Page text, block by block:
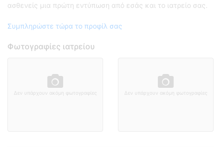
ασθενείς μια πρώτη εντύπωση από εσάς και το ιατρείο σας.
Συμπληρώστε τώρα το προφίλ σας
Φωτογραφίες ιατρείου
Δεν υπάρχουν ακόμη φωτογραφίες Δεν υπάρχουν ακόμη φωτογραφίες